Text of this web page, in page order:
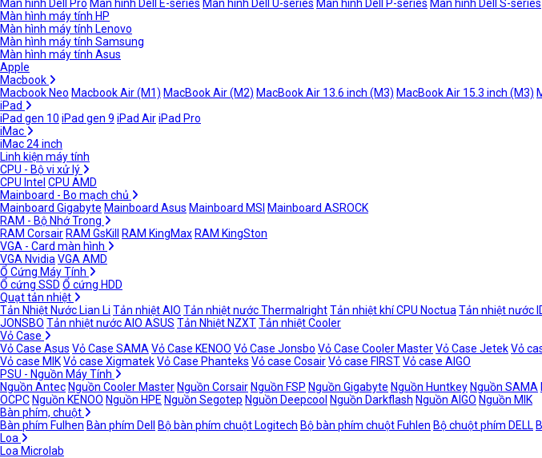
Màn hình Dell Pro Màn hình Dell E-series Màn hình Dell U-series Màn hình Dell P-series Màn hình Dell S-series
Màn hình máy tính HP
Màn hình máy tính Lenovo
Màn hình máy tính Samsung
Màn hình máy tính Asus
Apple
Macbook
Macbook Neo Macbook Air (M1) MacBook Air (M2) MacBook Air 13.6 inch (M3) MacBook Air 15.3 inch (M3)
iPad
iPad gen 10 iPad gen 9 iPad AiriPad Pro
iMac
iMac 24 inch
Linh kiện máy tính
CPU - Bộ vi xử lý
CPU Intel CPU AMD
Mainboard - Bo mạch chủ
Mainboard Gigabyte Mainboard Asus Mainboard MSI Mainboard ASROCK
RAM - Bộ Nhớ Trong
RAM Corsair RAM GsKill RAM KingMax RAM KingSton
VGA - Card màn hình
VGA Nvidia VGA AMD
Ổ Cứng Máy Tính
Ổ cứng SSD Ổ cứng HDD
Quạt tản nhiệt
Tản Nhiệt Nước Lian Li Tản nhiệt AIO Tản nhiệt nước ThermalrightTản nhiệt khí CPU Noctua Tản nhiệt nước
JONSBO Tản nhiệt nước AIO ASUS Tản Nhiệt NZXTTản nhiệt Cooler
Vỏ Case
Vỏ Case Asus Vỏ Case SAMA Vỏ Case KENOO Vỏ Case Jonsbo Vỏ Case Cooler MasterVỏ Case JetekVỏ
Vỏ case MIKVỏ case XigmatekVỏ Case Phanteks Vỏ case CosairVỏ case FIRSTVỏ case AIGO
PSU - Nguồn Máy Tính
Nguồn Antec Nguồn Cooler Master Nguồn Corsair Nguồn FSP Nguồn Gigabyte Nguồn Huntkey Nguồn SAMA
OCPC Nguồn KENOO Nguồn HPE Nguồn Segotep Nguồn Deepcool Nguồn Darkflash Nguồn AIGO Nguồn MIK
Bàn phím, chuột
Bàn phím Fulhen Bàn phím Dell Bộ bàn phím chuột Logitech Bộ bàn phím chuột Fuhlen Bộ chuột phím DELL
Loa
Loa Microlab